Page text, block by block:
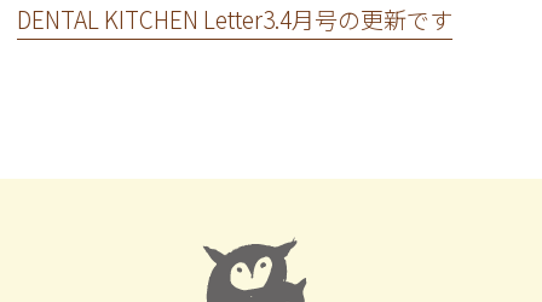
DENTAL KITCHEN Letter3.4月号の更新です